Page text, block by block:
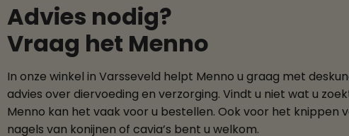
Advies nodig?
Vraag het Menno
In onze winkel in Varsseveld helpt Menno u graag met
advies over diervoeding en verzorging. Vindt u niet wat u
Menno kan het vaak voor u bestellen. Ook voor het knippen
nagels van konijnen of cavia’s bent u welkom.